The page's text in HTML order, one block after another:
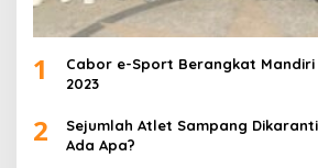
1
Cabor e-Sport Berangkat
2023
2
Sejumlah Atlet Sampang
Ada Apa?